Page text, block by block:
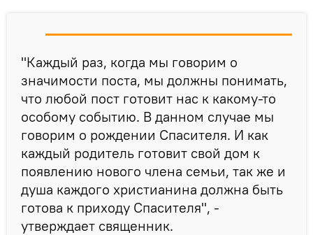
"Каждый раз, когда мы говорим о
значимости поста, мы должны понимать,
что любой пост готовит нас к какому-то
особому событию. В данном случае мы
говорим о рождении Спасителя. И как
каждый родитель готовит свой дом к
появлению нового члена семьи, так же и
душа каждого христианина должна быть
готова к приходу Спасителя", -
утверждает священник.